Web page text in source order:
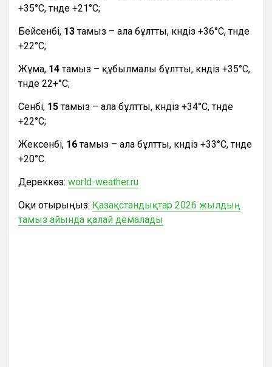
+35°С, түнде +21°С;
Бейсенбі, 13тамыз – ала бұлтты, күндіз +36°С, түнде
+22°С;
Жұма, 14тамыз – құбылмалы бұлтты, күндіз +35°С,
түнде 22+°С;
Сенбі, 15тамыз – ала бұлтты, күндіз +34°С, түнде
+22°С;
Жексенбі, 16тамыз – ала бұлтты, күндіз +33°С, түнде
+20°С.
Дереккөз: world-weather.ru
Оқи отырыңыз: Қазақстандықтар 2026 жылдың
тамыз айында қалай демалады